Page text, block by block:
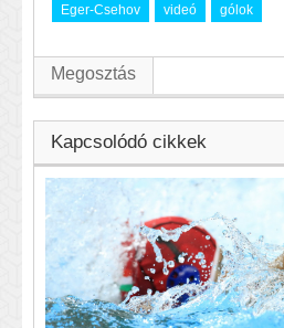
Eger-Csehov videó gólok
Megosztás
Kapcsolódó cikkek